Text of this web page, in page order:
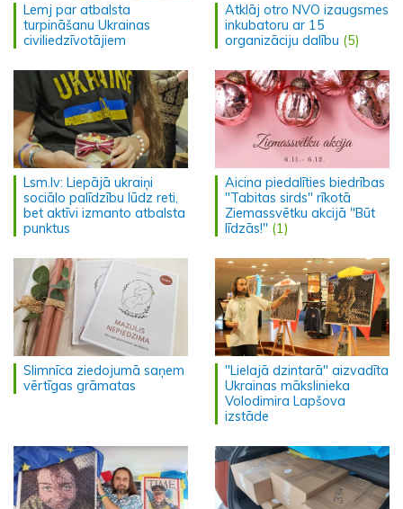
Lemj par atbalsta
turpināšanu Ukrainas
civiliedzīvotājiem
Atklāj otro NVO izaugsmes
inkubatoru ar 15
organizāciju dalību (5)
Lsm.lv: Liepājā ukraiņi
sociālo palīdzību lūdz reti,
bet aktīvi izmanto atbalsta
punktus
Aicina piedalīties biedrības
"Tabitas sirds" rīkotā
Ziemassvētku akcijā "Būt
līdzās!" (1)
Slimnīca ziedojumā saņem
vērtīgas grāmatas
"Lielajā dzintarā" aizvadīta
Ukrainas mākslinieka
Volodimira Lapšova
izstāde